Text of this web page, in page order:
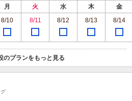
月 火 水 木
金
8/10 8/11 8/12 8/13 8/14
のプランをもっと見る